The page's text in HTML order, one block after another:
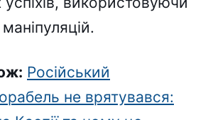
Російський
не врятувався: